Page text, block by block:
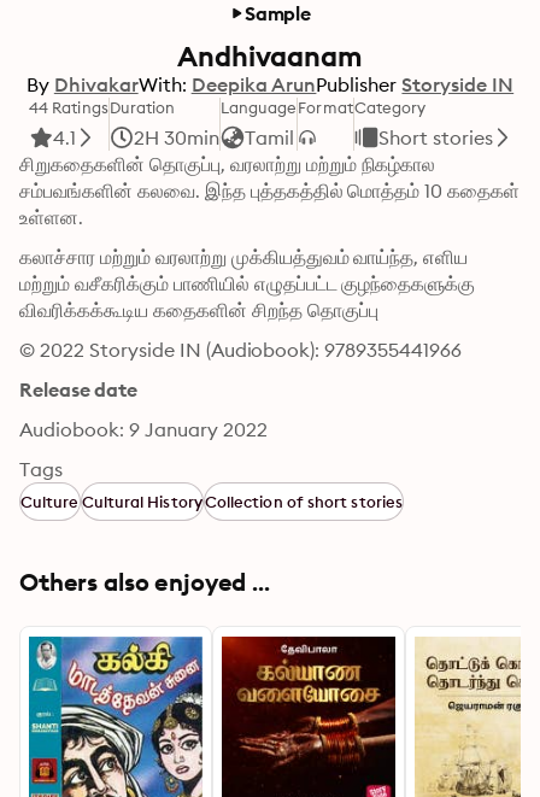
Sample
Andhivaanam
By DhivakarWith: Deepika ArunPublisher Storyside IN
44 Ratings
4.1
Duration
2H 30min
Language
Tamil
FormatCategory
Short stories
சிறுகதைகளின் தொகுப்பு, வரலாற்று மற்றும் நிகழ்கால
சம்பவங்களின் கலவை. இந்த புத்தகத்தில் மொத்தம் 10 கதைகள்
உள்ளன.
கலாச்சார மற்றும் வரலாற்று முக்கியத்துவம் வாய்ந்த, எளிய
மற்றும் வசீகரிக்கும் பாணியில் எழுதப்பட்ட குழந்தைகளுக்கு
விவரிக்கக்கூடிய கதைகளின் சிறந்த தொகுப்பு
© 2022 Storyside IN (Audiobook): 9789355441966
Release date
Audiobook: 9 January 2022
Tags
CultureCultural HistoryCollection of short stories
Others also enjoyed ...